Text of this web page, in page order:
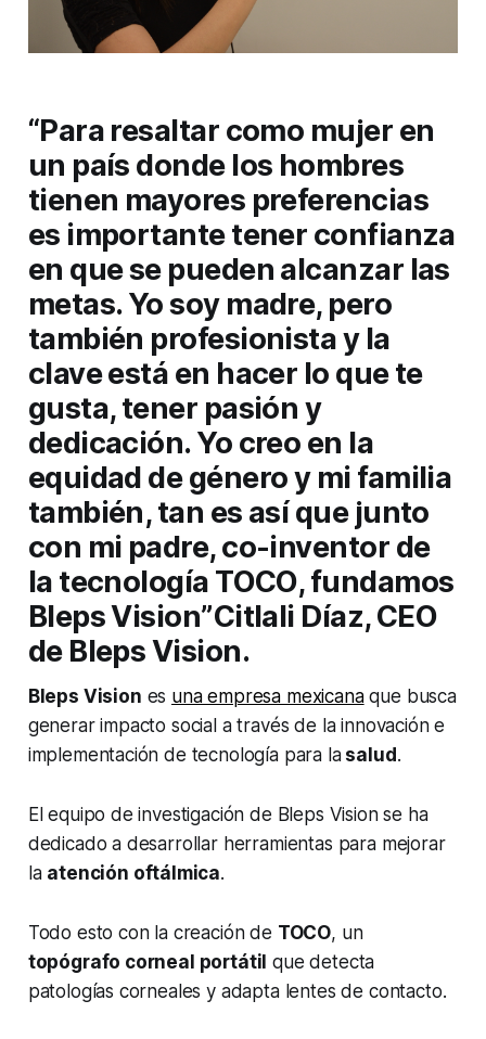
“Para resaltar como mujer en
un país donde los hombres
tienen mayores preferencias
es importante tener confianza
en que se pueden alcanzar las
metas. Yo soy madre, pero
también profesionista y la
clave está en hacer lo que te
gusta, tener pasión y
dedicación. Yo creo en la
equidad de género y mi familia
también, tan es así que junto
con mi padre, co-inventor de
la tecnología TOCO, fundamos
Bleps Vision”Citlali Díaz, CEO
de Bleps Vision.
Bleps Vision es una empresa mexicanaque busca
generar impacto social a través de la innovación e
implementación de tecnología para lasalud .
El equipo de investigación de Bleps Vision se ha
dedicado a desarrollar herramientas para mejorar
la atención oftálmica.
Todo esto con la creación de TOCO, un
topógrafo corneal portátil que detecta
patologías corneales y adapta lentes de contacto.